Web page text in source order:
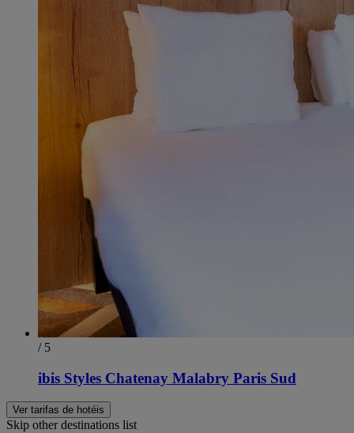
/ 5
ibis Styles Chatenay Malabry Paris Sud
Ver tarifas de hotéis
Skip other destinations list